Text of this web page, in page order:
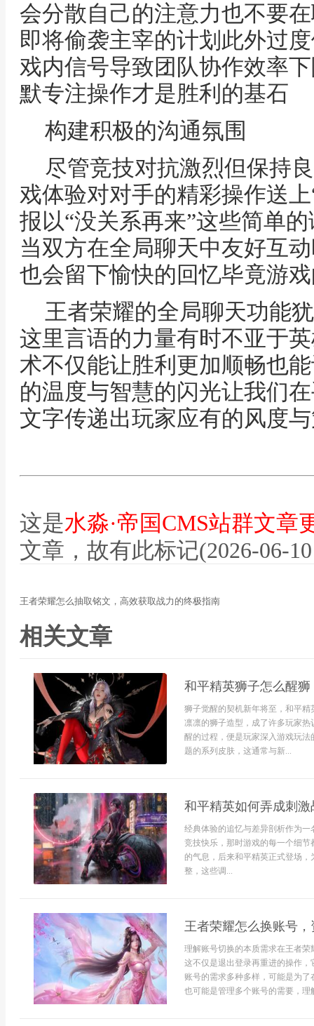
会分散自己的注意力也不要
即将偷袭主宰的计划此外过
戏内信号导致团队协作效率
默专注操作才是胜利的基石
构建积极的沟通氛围
尽管竞技对抗激烈但保持
戏体验对对手的精彩操作送
报以“没关系再来”这些简单
当双方在全局聊天中友好互
也会留下愉快的回忆毕竟游
王者荣耀的全局聊天功能
这里言语的力量有时不亚于
术不仅能让胜利更加顺畅也
的温度与智慧的闪光让我们
文字传递出玩家应有的风度
这是水淼·帝国CMS站群文章
文章，故有此标记(2026-06-
王者荣耀怎么抽取铭文，高效获取战力的终极指南
相关文章
和平精英狮子怎么醒
狮子觉醒的契机新年将至，和平
凛凛的狮子造型，成了许多玩家
醒的过程，便是玩家深入游戏玩
题的系列皮肤，这通常与新...
和平精英如何弄成刺
经典体验的追忆与差异剖析作为
竞技快乐，那时游戏的每一个细
的气息，后来和平精英正式登场
整，这些调...
王者荣耀怎么换账号
理解账号切换的本质需求在王者
这不仅是退出登录再重进的操作
账号的需求多种多样，可能是为
也可能是管理多个账号的需要，